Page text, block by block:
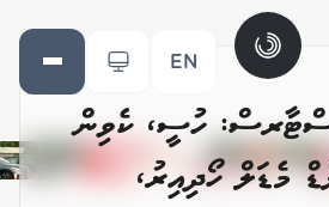
EN
ހުސީ، ކެވިން
މެޑަލް ހޯދިއިރު،